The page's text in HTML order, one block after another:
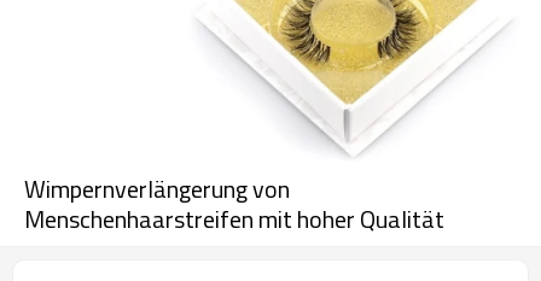
Wimpernverlängerung von
Menschenhaarstreifen mit hoher Qualität